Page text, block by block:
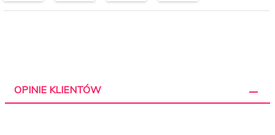
OPINIE KLIENTÓW